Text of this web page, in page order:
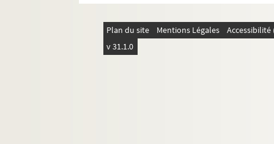
MS 2588. Jules Charpignon.Les Prussiens à
MS 2590. Album amicorum de Wolff
MS 2593. Histoire de Troie La Grande
Plan du site Mentions Légales
v 31.1.0